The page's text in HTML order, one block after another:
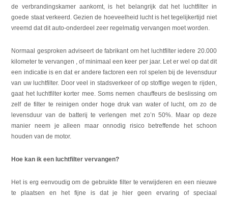
de verbrandingskamer aankomt, is het belangrijk dat het luchtfilter in
goede staat verkeerd. Gezien de hoeveelheid lucht is het tegelijkertijd niet
vreemd dat dit auto-onderdeel zeer regelmatig vervangen moet worden.
Normaal gesproken adviseert de fabrikant om het luchtfilter iedere 20.000
kilometer te vervangen , of minimaal een keer per jaar. Let er wel op dat dit
een indicatie is en dat er andere factoren een rol spelen bij de levensduur
van uw luchtfilter. Door veel in stadsverkeer of op stoffige wegen te rijden,
gaat het luchtfilter korter mee. Soms nemen chauffeurs de beslissing om
zelf de filter te reinigen onder hoge druk van water of lucht, om zo de
levensduur van de batterij te verlengen met zo’n 50%. Maar op deze
manier neem je alleen maar onnodig risico betreffende het schoon
houden van de motor.
Hoe kan ik een luchtfilter vervangen?
Het is erg eenvoudig om de gebruikte filter te verwijderen en een nieuwe
te plaatsen en het fijne is dat je hier geen ervaring of speciaal